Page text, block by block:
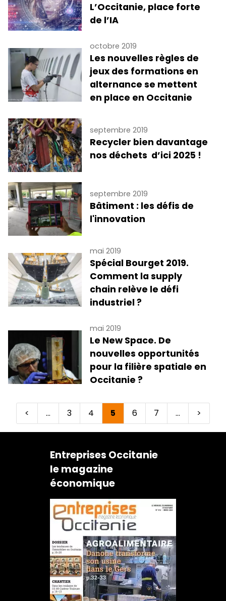
L’Occitanie, place forte
de l’IA
octobre 2019
Les nouvelles règles de
jeux des formations en
alternance se mettent
en place en Occitanie
septembre 2019
Recycler bien davantage
nos déchets d’ici 2025 !
septembre 2019
Bâtiment : les défis de
l'innovation
mai 2019
Spécial Bourget 2019.
Comment la supply
chain relève le défi
industriel ?
mai 2019
Le New Space. De
nouvelles opportunités
pour la filière spatiale en
Occitanie ?
Pagination
Page
précédente
< … Page
3 Page
4
Page
courante
5 Page
6 Page
7 …
Page
>
Entreprises Occitanie
le magazine
économique